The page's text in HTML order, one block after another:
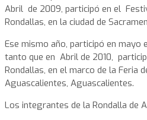
Abril de 2009, participó en el
Rondallas, en la ciudad de
Ese mismo año, participó en mayo
tanto que en Abril de 2010,
Rondallas, en el marco de la Feria
Aguascalientes, Aguascalientes.
Los integrantes de la Rondalla de